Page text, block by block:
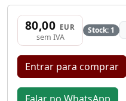
80,00 EUR
sem IVA
Stock: 1
Entrar para comprar
Falar no WhatsApp